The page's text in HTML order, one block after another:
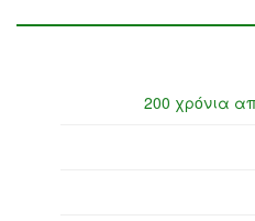
200 χρόνια